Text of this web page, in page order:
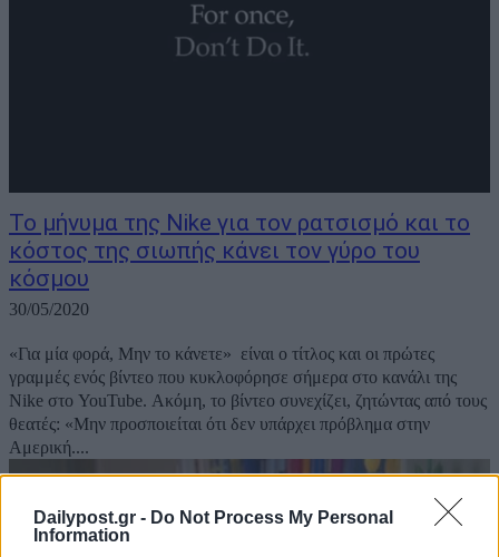
Dailypost.gr - Do Not Process My Personal
Information
Το μήνυμα της Nike για τον ρατσισμό και το
κόστος της σιωπής κάνει τον γύρο του
κόσμου
30/05/2020
«Για μία φορά, Μην το κάνετε» είναι ο τίτλος και οι πρώτες
γραμμές ενός βίντεο που κυκλοφόρησε σήμερα στο κανάλι της
Nike στο YouTube. Ακόμη, το βίντεο συνεχίζει, ζητώντας από τους
θεατές: «Μην προσποιείται ότι δεν υπάρχει πρόβλημα στην
Αμερική....